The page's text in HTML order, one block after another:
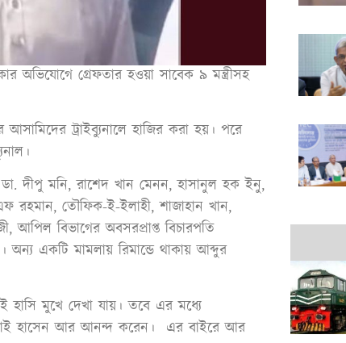
অভিযোগে গ্রেফতার হওয়া সাবেক ৯ মন্ত্রীসহ
ট্রাইব্যুনালে হাজির করা হয়। পরে
দীপু মনি, রাশেদ খান মেনন, হাসানুল হক ইনু,
রহমান, তৌফিক-ই-ইলাহী, শাজাহান খান,
আপিল বিভাগের অবসরপ্রাপ্ত বিচারপতি
অন্য একটি মামলায় রিমান্ডে থাকায় আব্দুর
হাসি মুখে দেখা যায়। তবে এর মধ্যে
হাসেন আর আনন্দ করেন। এর বাইরে আর